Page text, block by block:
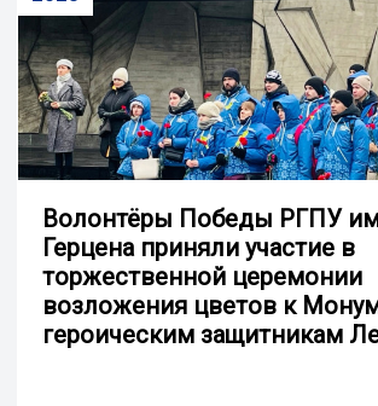
Волонтёры Победы РГПУ
Герцена приняли участие в
торжественной церемонии
возложения цветов к
героическим защитникам